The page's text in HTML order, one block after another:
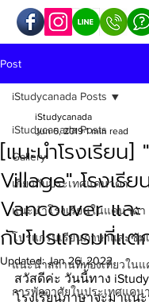
Post
iStudycanada Posts
Gallery
เกี่ยวกับประเทศแคนาดา
แนะนำโรงเรียนในแคนาดา
โปรแกรมเรียนภาษาและซัม
แนะนำสถานที่ท่องเที่ยวในแ
การพักอาศัยในประเทศแคน
iStudycanada Posts
[แนะนำโรงเรียน]
Village" โรงเรีย
Vancouver แล
กับโปรแกรมที่แต
iStudycanada
Jun 6, 2019 1 min read
Updated:Jan 26, 2022
สวัสดีค่ะ วันนี้ทาง
โรงเรียนภาษาจะมาแน